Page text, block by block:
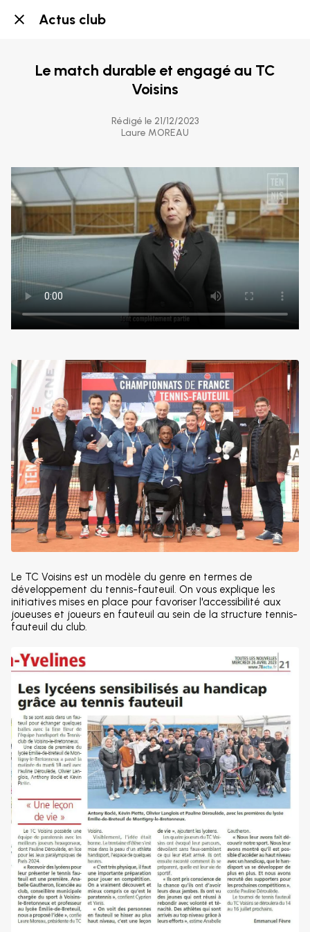
Actus club
Le match durable et engagé au TC
Voisins
Rédigé le 21/12/2023
Laure MOREAU
Le TC Voisins est un modèle du genre en termes de
développement du tennis-fauteuil. On vous explique les
initiatives mises en place pour favoriser l'accessibilité aux
joueuses et joueurs en fauteuil au sein de la structure tennis-
fauteuil du club.